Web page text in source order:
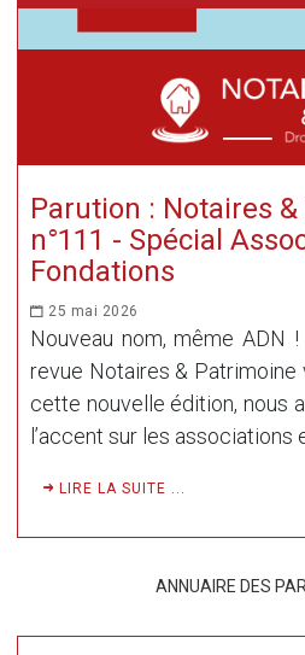
Parution : Notaires
n°111 - Spécial
Fondations
25 mai 2026
Nouveau nom, même ADN
revue Notaires & Patrimoine
cette nouvelle édition, nous
l’accent sur les associations
LIRE LA SUITE ...
ANNUAIRE DES